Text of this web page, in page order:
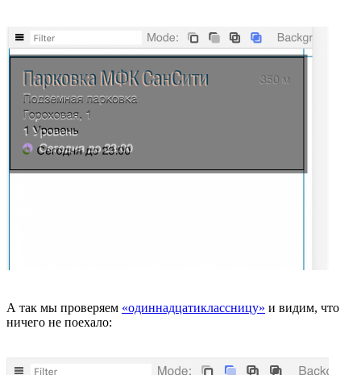
А так мы проверяем «одиннадцатиклассницу» и видим, что
ничего не поехало: